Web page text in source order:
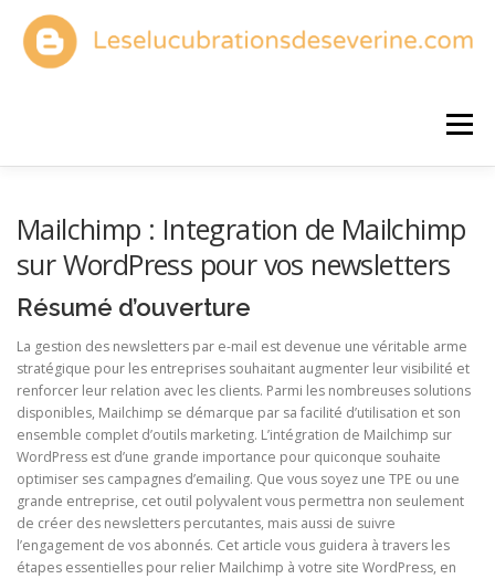
contenu
Menu
VISIBILITÉ DU BLOG
Mailchimp : Integration de Mailchimp
sur WordPress pour vos newsletters
Résumé d’ouverture
La gestion des newsletters par e-mail est devenue une véritable arme
stratégique pour les entreprises souhaitant augmenter leur visibilité et
renforcer leur relation avec les clients. Parmi les nombreuses solutions
disponibles, Mailchimp se démarque par sa facilité d’utilisation et son
ensemble complet d’outils marketing. L’intégration de Mailchimp sur
WordPress est d’une grande importance pour quiconque souhaite
optimiser ses campagnes d’emailing. Que vous soyez une TPE ou une
grande entreprise, cet outil polyvalent vous permettra non seulement
de créer des newsletters percutantes, mais aussi de suivre
l’engagement de vos abonnés. Cet article vous guidera à travers les
étapes essentielles pour relier Mailchimp à votre site WordPress, en